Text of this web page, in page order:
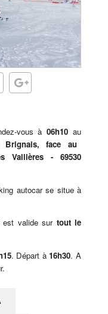
vous à06h10 au
Brignais, face au
Vallières - 69530
autocar se situe à
valide surtout le
. Départ à16h30. A